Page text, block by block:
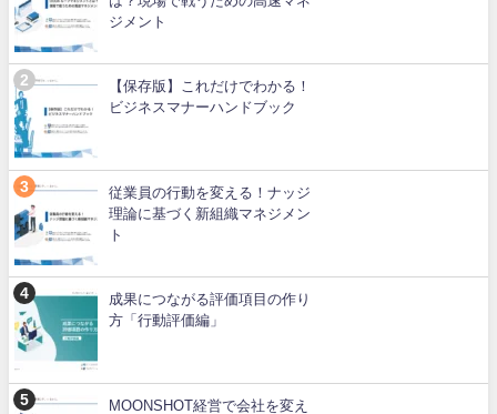
ジメント
【保存版】これだけでわかる！
ビジネスマナーハンドブック
従業員の行動を変える！ナッジ
理論に基づく新組織マネジメン
ト
成果につながる評価項目の作り
方「行動評価編」
MOONSHOT経営で会社を変え